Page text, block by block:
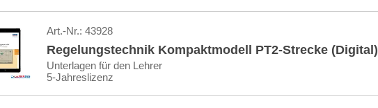
Art.-Nr.: 43928
Regelungstechnik Kompaktmodell PT2-Strecke (Digital)
Unterlagen für den Lehrer
5-Jahreslizenz